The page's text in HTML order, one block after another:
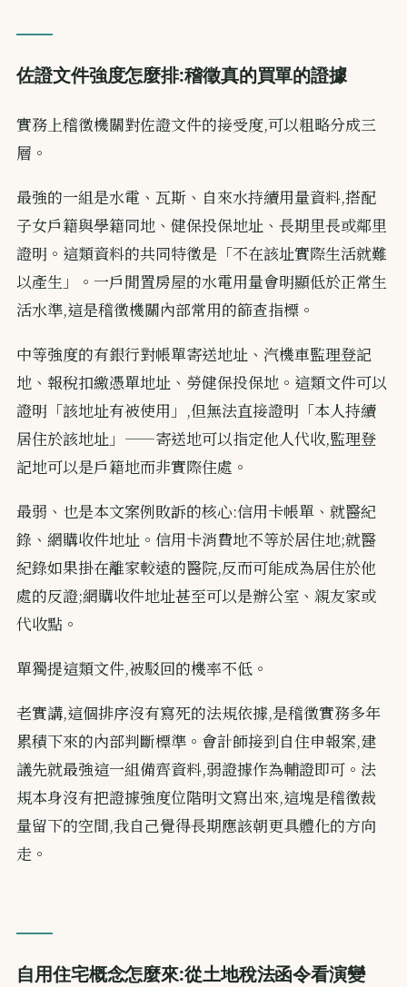
佐證文件強度怎麼排:稽徵真的買單的證據
實務上稽徵機關對佐證文件的接受度,可以粗略分成三
層。
最強的一組是水電、瓦斯、自來水持續用量資料,搭配
子女戶籍與學籍同地、健保投保地址、長期里長或鄰里
證明。這類資料的共同特徵是「不在該址實際生活就難
以產生」。一戶閒置房屋的水電用量會明顯低於正常生
活水準,這是稽徵機關內部常用的篩查指標。
中等強度的有銀行對帳單寄送地址、汽機車監理登記
地、報稅扣繳憑單地址、勞健保投保地。這類文件可以
證明「該地址有被使用」,但無法直接證明「本人持續
居住於該地址」——寄送地可以指定他人代收,監理登
記地可以是戶籍地而非實際住處。
最弱、也是本文案例敗訴的核心:信用卡帳單、就醫紀
錄、網購收件地址。信用卡消費地不等於居住地;就醫
紀錄如果掛在離家較遠的醫院,反而可能成為居住於他
處的反證;網購收件地址甚至可以是辦公室、親友家或
代收點。
單獨提這類文件,被駁回的機率不低。
老實講,這個排序沒有寫死的法規依據,是稽徵實務多年
累積下來的內部判斷標準。會計師接到自住申報案,建
議先就最強這一組備齊資料,弱證據作為輔證即可。法
規本身沒有把證據強度位階明文寫出來,這塊是稽徵裁
量留下的空間,我自己覺得長期應該朝更具體化的方向
走。
自用住宅概念怎麼來:從土地稅法函令看演變